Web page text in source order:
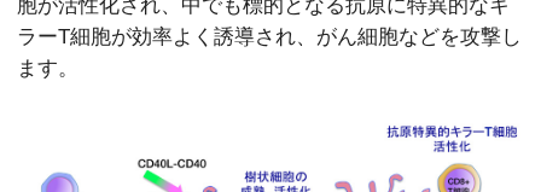
胞が活性化され、中でも標的となる抗原に特異的なキ
ラーT細胞が効率よく誘導され、がん細胞などを攻撃し
ます。